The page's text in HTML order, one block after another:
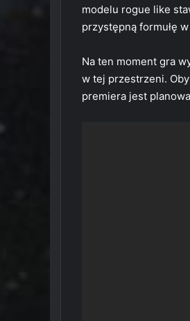
modelu rogue like
przystępną formułę
Na ten moment gra
w tej przestrzeni.
premiera jest